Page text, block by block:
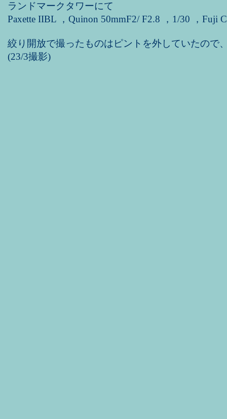
ランドマークタワーにて
Paxette IIBL ，Quinon 50mmF2/ F2.8 ，1/30 ，Fuji
絞り開放で撮ったものはピントを外していたので
(23/3撮影)